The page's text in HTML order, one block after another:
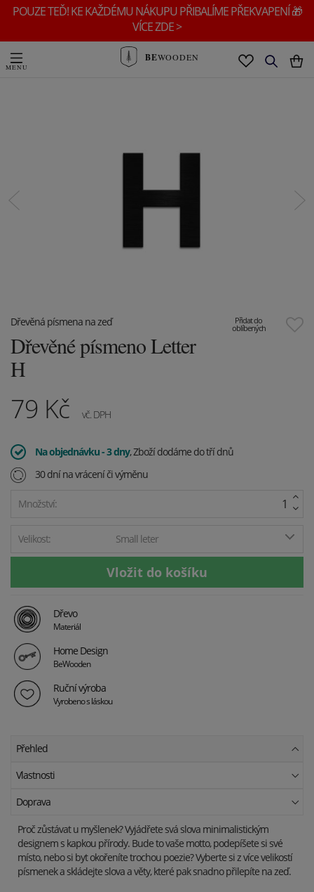
POUZE TEĎ! KE KAŽDÉMU NÁKUPU PŘIBALÍME PŘEKVAPENÍ 🎁
VÍCE ZDE >
BEWOODEN
Přidat do
oblíbených
Dřevěná písmena na zeď
Dřevěné písmeno Letter
H
79 Kč vč. DPH
Na objednávku - 3 dny, Zboží dodáme do tří dnů
30 dní na vrácení či výměnu
Množství:
Velikost: Small leter
Dřevo
Materiál
Home Design
BeWooden
Ruční výroba
Vyrobeno s láskou
Přehled
Vlastnosti
Doprava
Proč zůstávat u myšlenek? Vyjádřete svá slova minimalistickým
designem s kapkou přírody. Bude to vaše motto, podepíšete si své
místo, nebo si byt okořeníte trochou poezie? Vyberte si z více velikostí
písmenek a skládejte slova a věty, které pak snadno přilepíte na zeď.